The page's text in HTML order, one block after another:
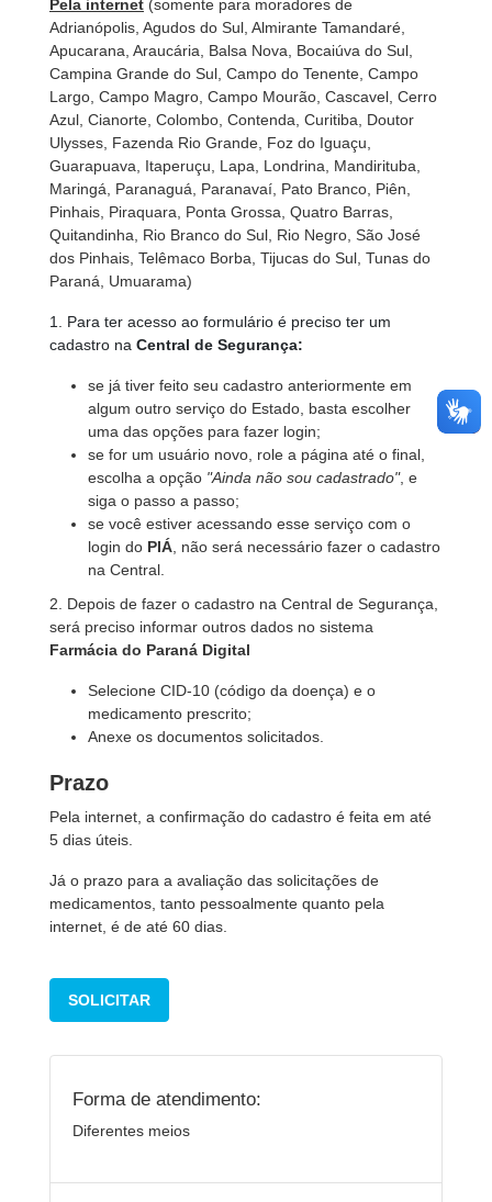
Pela internet (somente para moradores de
Adrianópolis, Agudos do Sul, Almirante Tamandaré,
Apucarana, Araucária, Balsa Nova, Bocaiúva do Sul,
Campina Grande do Sul, Campo do Tenente, Campo
Largo, Campo Magro, Campo Mourão, Cascavel, Cerro
Azul, Cianorte, Colombo, Contenda, Curitiba, Doutor
Ulysses, Fazenda Rio Grande, Foz do Iguaçu,
Guarapuava, Itaperuçu, Lapa, Londrina, Mandirituba,
Maringá, Paranaguá, Paranavaí, Pato Branco, Piên,
Pinhais, Piraquara, Ponta Grossa, Quatro Barras,
Quitandinha, Rio Branco do Sul, Rio Negro, São José
dos Pinhais, Telêmaco Borba, Tijucas do Sul, Tunas do
Paraná, Umuarama)
1. Para ter acesso ao formulário é preciso ter um
cadastro na Central de Segurança:
se já tiver feito seu cadastro anteriormente em
algum outro serviço do Estado, basta escolher
uma das opções para fazer login;
se for um usuário novo, role a página até o final,
escolha a opção "Ainda não sou cadastrado", e
siga o passo a passo;
se você estiver acessando esse serviço com o
login do PIÁ , não será necessário fazer o cadastro
na Central.
2. Depois de fazer o cadastro na Central de Segurança,
será preciso informar outros dados no sistema
Farmácia do Paraná Digital
Selecione CID-10 (código da doença) e o
medicamento prescrito;
Anexe os documentos solicitados.
Prazo
Pela internet, a confirmação do cadastro é feita em até
5 dias úteis.
Já o prazo para a avaliação das solicitações de
medicamentos, tanto pessoalmente quanto pela
internet, é de até 60 dias.
SOLICITAR
Forma de atendimento:
Diferentes meios